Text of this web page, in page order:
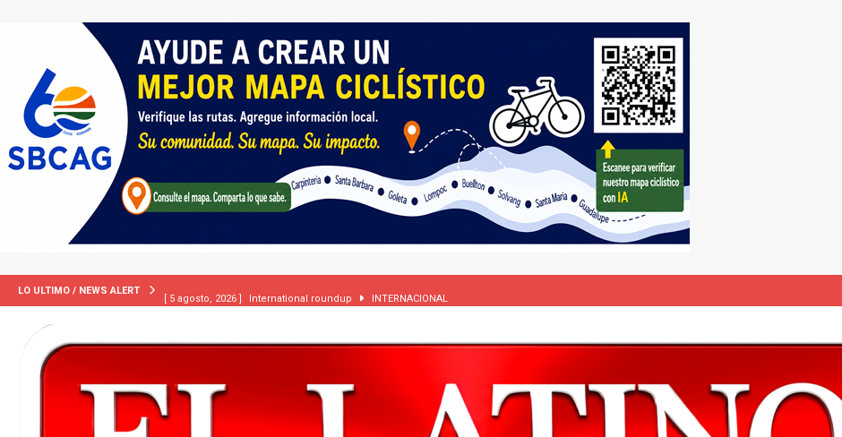
LO ULTIMO / NEWS ALERT
[ 2 julio, 2024 ] Colombia apaga el ‘efecto Vini’. Brasil 1 – Colombia 1 DEPORTE
Corte Suprema levanta suspensión a ley de Texas que permite a la policía detener a migrantes
INMIGRACIÓN